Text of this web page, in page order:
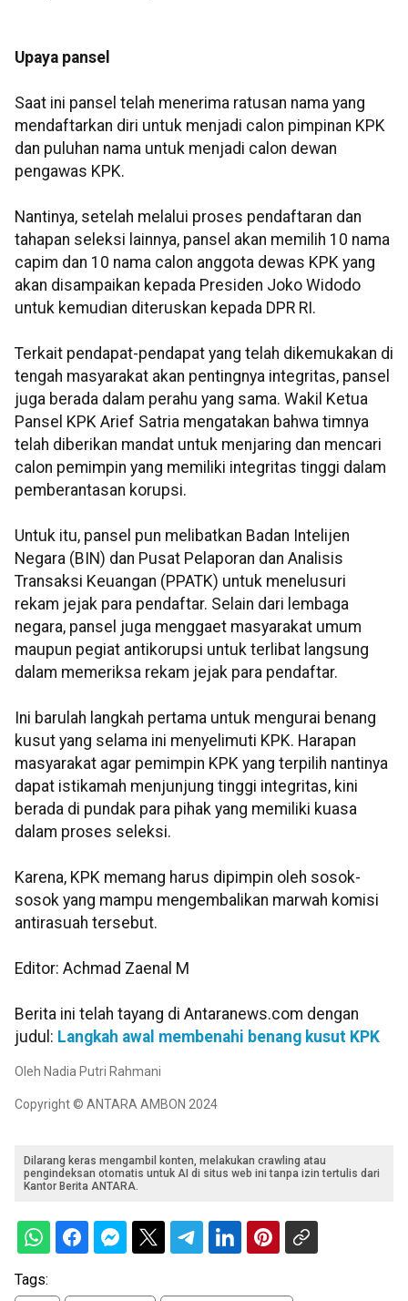
Upaya pansel
Saat ini pansel telah menerima ratusan nama yang
mendaftarkan diri untuk menjadi calon pimpinan KPK
dan puluhan nama untuk menjadi calon dewan
pengawas KPK.
Nantinya, setelah melalui proses pendaftaran dan
tahapan seleksi lainnya, pansel akan memilih 10 nama
capim dan 10 nama calon anggota dewas KPK yang
akan disampaikan kepada Presiden Joko Widodo
untuk kemudian diteruskan kepada DPR RI.
Terkait pendapat-pendapat yang telah dikemukakan di
tengah masyarakat akan pentingnya integritas, pansel
juga berada dalam perahu yang sama. Wakil Ketua
Pansel KPK Arief Satria mengatakan bahwa timnya
telah diberikan mandat untuk menjaring dan mencari
calon pemimpin yang memiliki integritas tinggi dalam
pemberantasan korupsi.
Untuk itu, pansel pun melibatkan Badan Intelijen
Negara (BIN) dan Pusat Pelaporan dan Analisis
Transaksi Keuangan (PPATK) untuk menelusuri
rekam jejak para pendaftar. Selain dari lembaga
negara, pansel juga menggaet masyarakat umum
maupun pegiat antikorupsi untuk terlibat langsung
dalam memeriksa rekam jejak para pendaftar.
Ini barulah langkah pertama untuk mengurai benang
kusut yang selama ini menyelimuti KPK. Harapan
masyarakat agar pemimpin KPK yang terpilih nantinya
dapat istikamah menjunjung tinggi integritas, kini
berada di pundak para pihak yang memiliki kuasa
dalam proses seleksi.
Karena, KPK memang harus dipimpin oleh sosok-
sosok yang mampu mengembalikan marwah komisi
antirasuah tersebut.
Editor: Achmad Zaenal M
Berita ini telah tayang di Antaranews.com dengan
judul: Langkah awal membenahi benang kusut KPK
Oleh Nadia Putri Rahmani
Copyright © ANTARA AMBON 2024
Dilarang keras mengambil konten, melakukan crawling atau
pengindeksan otomatis untuk AI di situs web ini tanpa izin tertulis dari
Kantor Berita ANTARA.
Tags: